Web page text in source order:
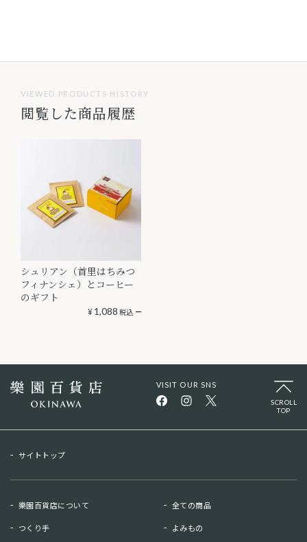
VIEWED PRODUCTS HISTORY
閲覧した商品履歴
シュリアン（首里はちみつ
フィナンシェ）とコーヒー
のギフト
¥1,088 税込
VISIT OUR SNS
SCROLL
TOP
サイトトップ
樂園百貨店について 全ての商品
つくり手 よみもの